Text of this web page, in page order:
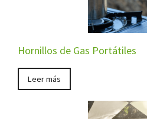
Hornillos de Gas Portátiles
Leer más